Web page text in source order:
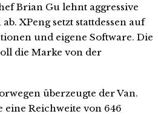
Brian Gu lehnt aggressive
XPeng setzt stattdessen auf
und eigene Software. Die
die Marke von der
überzeugte der Van.
eine Reichweite von 646